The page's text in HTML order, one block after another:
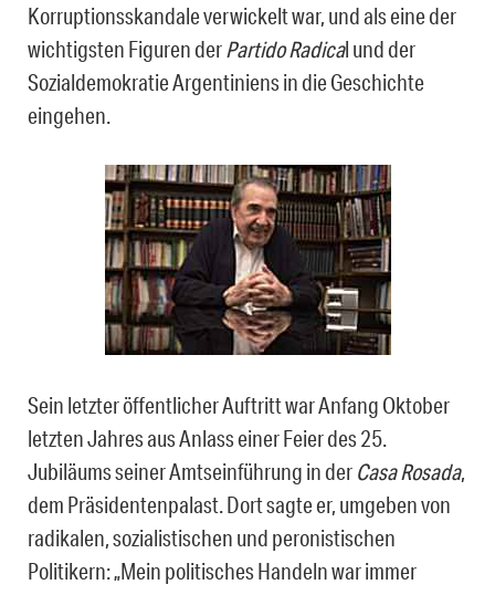
Korruptionsskandale verwickelt war, und als eine der
wichtigsten Figuren derPartido Radical und der
Sozialdemokratie Argentiniens in die Geschichte
eingehen.
Sein letzter öffentlicher Auftritt war Anfang Oktober
letzten Jahres aus Anlass einer Feier des 25.
Jubiläums seiner Amtseinführung in der Casa Rosada,
dem Präsidentenpalast. Dort sagte er, umgeben von
radikalen, sozialistischen und peronistischen
Politikern: „Mein politisches Handeln war immer